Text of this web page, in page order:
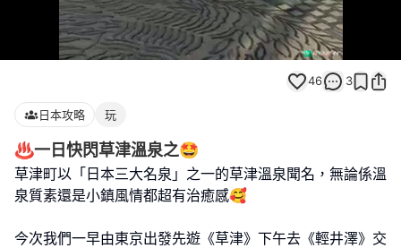
Loaded :
100.00%
46 3
日本攻略 玩
♨️一日快閃草津溫泉之🤩
草津町以「日本三大名泉」之一的草津溫泉聞名，無論係溫
泉質素還是小鎮風情都超有治癒感🥰
今次我們一早由東京出發先遊《草津》下午去《輕井澤》交